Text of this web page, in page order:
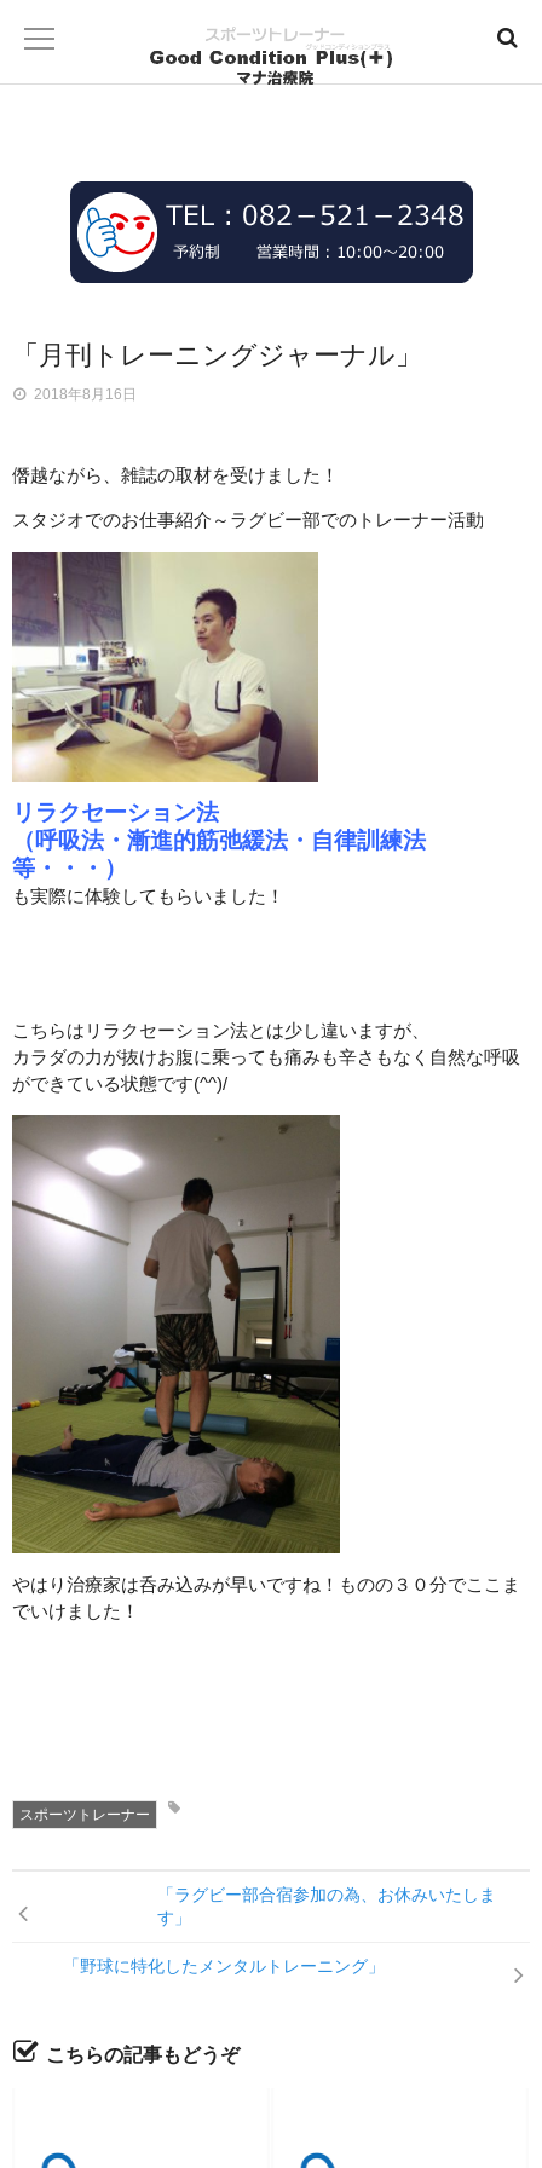
「月刊トレーニングジャーナル」
2018年8月16日
僭越ながら、雑誌の取材を受けました！
スタジオでのお仕事紹介～ラグビー部でのトレーナー活動
リラクセーション法
（呼吸法・漸進的筋弛緩法・自律訓練法
等・・・）
も実際に体験してもらいました！
こちらはリラクセーション法とは少し違いますが、
カラダの力が抜けお腹に乗っても痛みも辛さもなく自然な呼吸
ができている状態です(^^)/
やはり治療家は呑み込みが早いですね！ものの３０分でここま
でいけました！
スポーツトレーナー
「ラグビー部合宿参加の為、お休みいたしま
す」
「野球に特化したメンタルトレーニング」
こちらの記事もどうぞ